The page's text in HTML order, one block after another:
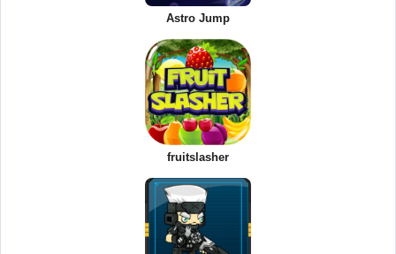
Astro Jump
fruitslasher